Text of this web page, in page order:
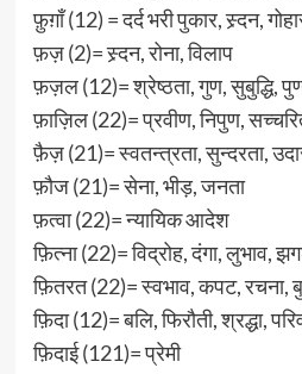
फ़ुग़ाँ (12) = दर्द भरी पुकार, स्र्दन,
फ़ज़ (2)= स्र्दन, रोना, विलाप
फ़ज़ल (12)= श्रेष्ठता, गुण, सुबुद्धि,
फ़ाज़िल (22)= प्रवीण, निपुण,
फ़ैज़ (21)= स्वतन्त्रता, सुन्दरता,
फ़ौज (21)= सेना, भीड़, जनता
फ़त्वा (22)= न्यायिक आदेश
फ़ित्ना (22)= विद्रोह, दंगा, लुभाव,
फ़ितरत (22)= स्वभाव, कपट, रचना,
फ़िदा (12)= बलि, फिरौती, श्रद्धा,
फ़िदाई (121)= प्रेमी